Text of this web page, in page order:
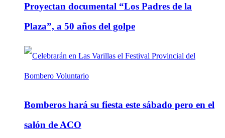
Proyectan documental “Los Padres de la
Plaza”, a 50 años del golpe
Bomberos hará su fiesta este sábado pero en el
salón de ACO